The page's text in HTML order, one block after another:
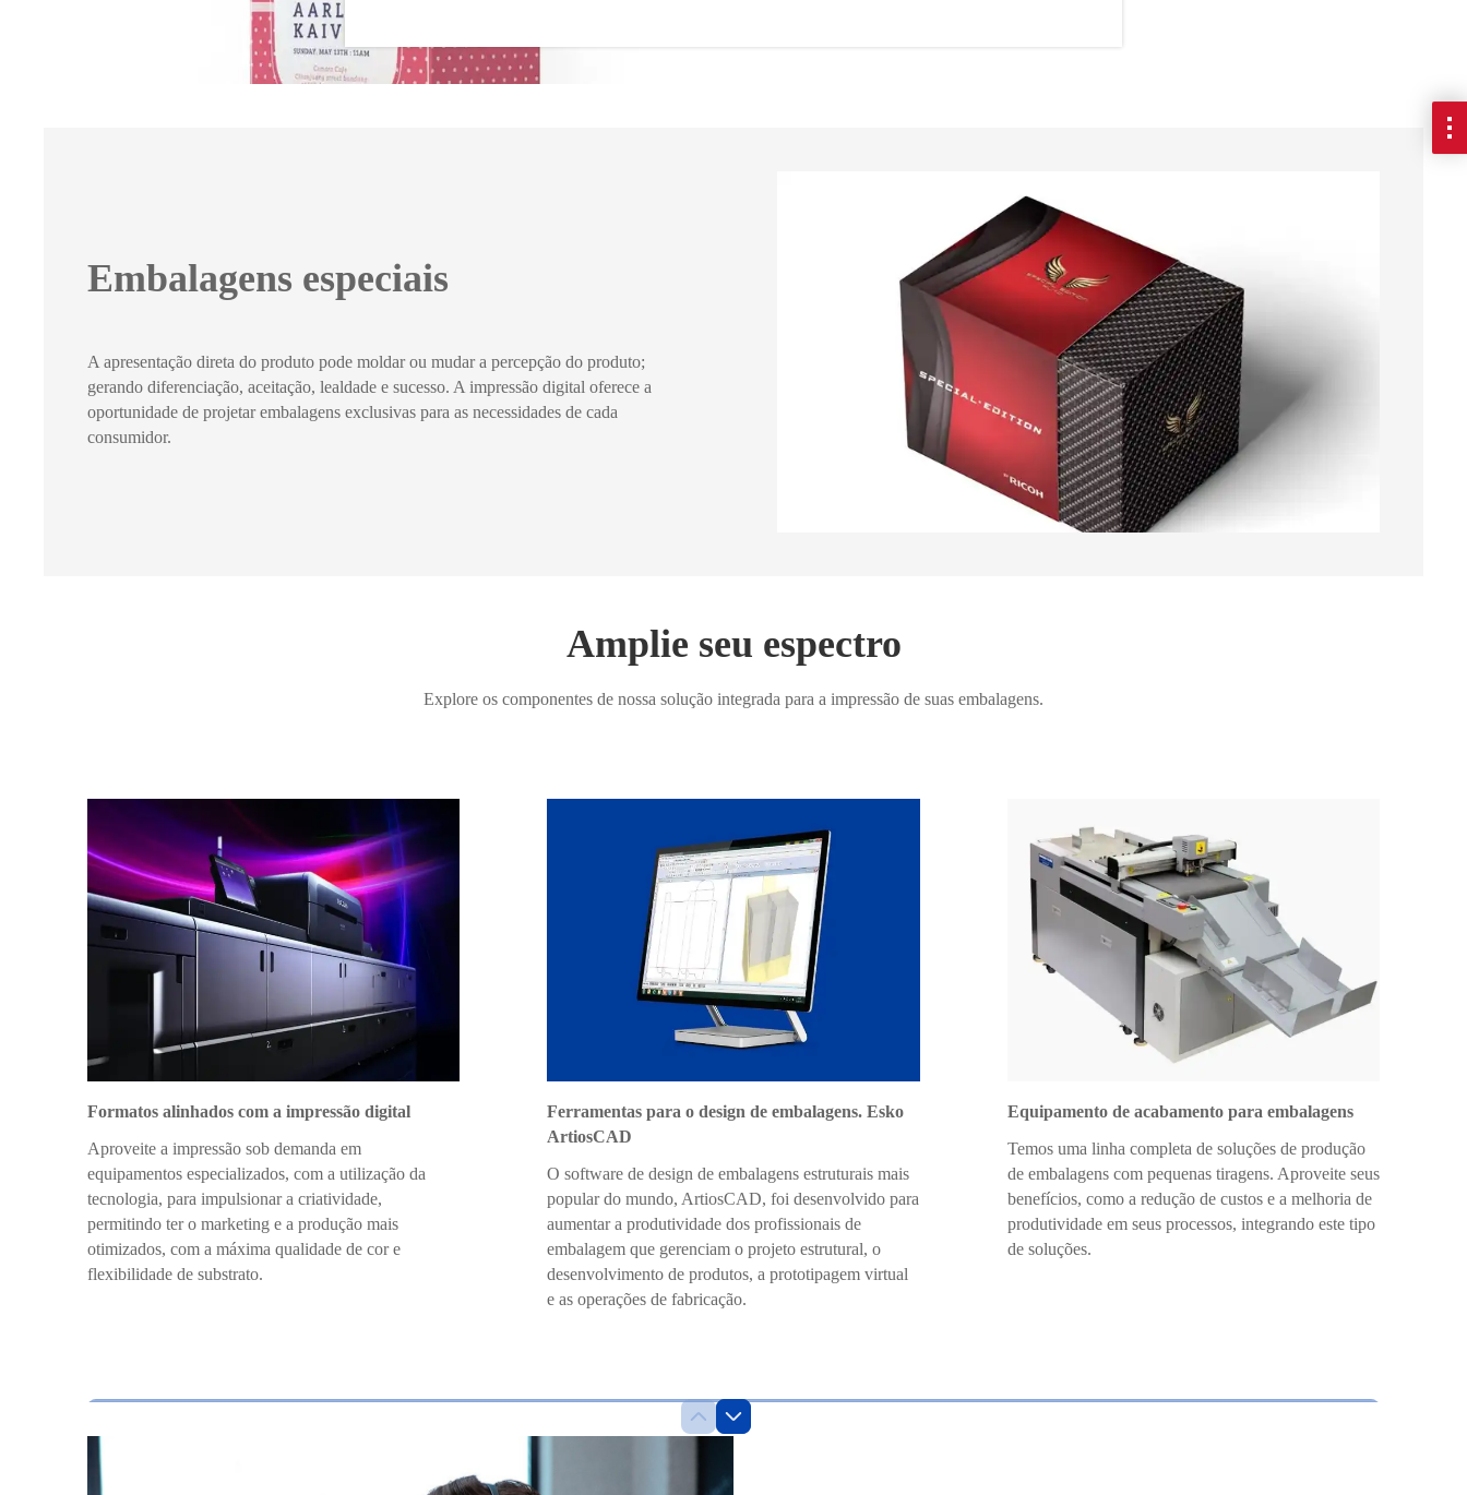
Embalagens especiais
A apresentação direta do produto pode moldar ou mudar a percepção do produto;
gerando diferenciação, aceitação, lealdade e sucesso. A impressão digital oferece a
oportunidade de projetar embalagens exclusivas para as necessidades de cada
consumidor.
Amplie seu espectro
Explore os componentes de nossa solução integrada para a impressão de suas embalagens.
Formatos alinhados com a impressão digital
Aproveite a impressão sob demanda em
equipamentos especializados, com a utilização da
tecnologia, para impulsionar a criatividade,
permitindo ter o marketing e a produção mais
otimizados, com a máxima qualidade de cor e
flexibilidade de substrato.
Ferramentas para o design de embalagens. Esko
ArtiosCAD
O software de design de embalagens estruturais mais
popular do mundo, ArtiosCAD, foi desenvolvido para
aumentar a produtividade dos profissionais de
embalagem que gerenciam o projeto estrutural, o
desenvolvimento de produtos, a prototipagem virtual
e as operações de fabricação.
Equipamento de acabamento para embalagens
Temos uma linha completa de soluções de produção
de embalagens com pequenas tiragens. Aproveite seus
benefícios, como a redução de custos e a melhoria de
produtividade em seus processos, integrando este tipo
de soluções.